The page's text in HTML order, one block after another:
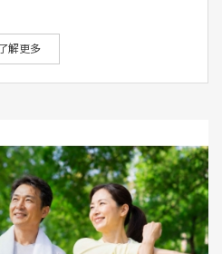
解更多